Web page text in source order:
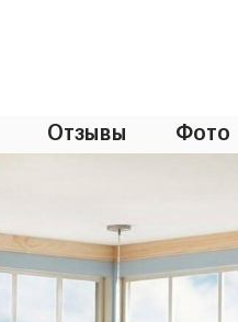
Отзывы Фото